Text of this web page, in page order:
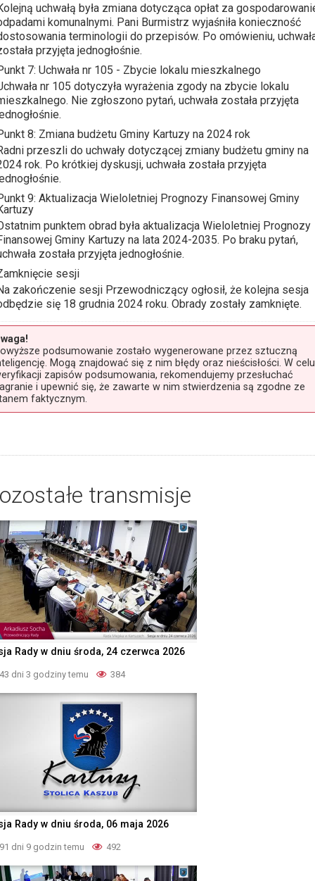
uchwałą była zmiana dotycząca opłat za
komunalnymi. Pani Burmistrz wyjaśniła konieczność
terminologii do przepisów. Po omówieniu,
przyjęta jednogłośnie.
7: Uchwała nr 105 - Zbycie lokalu mieszkalnego
nr 105 dotyczyła wyrażenia zgody na zbycie lokalu
Nie zgłoszono pytań, uchwała została przyjęta
8: Zmiana budżetu Gminy Kartuzy na 2024 rok
przeszli do uchwały dotyczącej zmiany budżetu gminy na
rok. Po krótkiej dyskusji, uchwała została przyjęta
9: Aktualizacja Wieloletniej Prognozy Finansowej Gminy
punktem obrad była aktualizacja Wieloletniej Prognozy
Gminy Kartuzy na lata 2024-2035. Po braku pytań,
została przyjęta jednogłośnie.
sesji
zakończenie sesji Przewodniczący ogłosił, że kolejna sesja
się 18 grudnia 2024 roku. Obrady zostały zamknięte.
podsumowanie zostało wygenerowane przez sztuczną
Mogą znajdować się z nim błędy oraz nieścisłości. W celu
zapisów podsumowania, rekomendujemy przesłuchać
i upewnić się, że zawarte w nim stwierdzenia są zgodne ze
faktycznym.
transmisje
Rady w dniu środa, 24 czerwca 2026
43 dni 3 godziny temu 384
Rady w dniu środa, 06 maja 2026
91 dni 9 godzin temu 492